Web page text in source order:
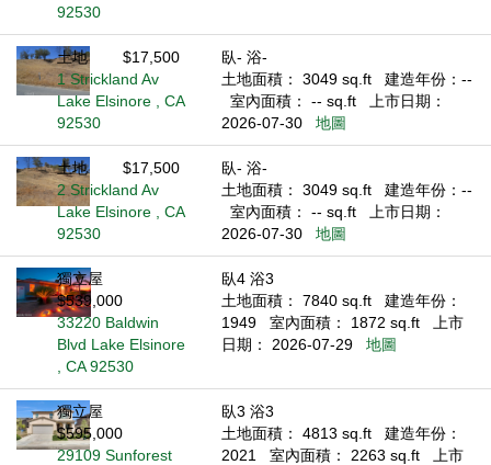
92530
土地
$17,500
1 Strickland Av
Lake Elsinore , CA
92530
臥- 浴-
土地面積： 3049 sq.ft
建造年份：--
室內面積： -- sq.ft
上市日期：
2026-07-30
地圖
土地
$17,500
2 Strickland Av
Lake Elsinore , CA
92530
臥- 浴-
土地面積： 3049 sq.ft
建造年份：--
室內面積： -- sq.ft
上市日期：
2026-07-30
地圖
獨立屋
$539,000
33220 Baldwin
Blvd Lake Elsinore
, CA 92530
臥4 浴3
土地面積： 7840 sq.ft
建造年份：
1949
室內面積： 1872 sq.ft
上市
日期： 2026-07-29
地圖
獨立屋
$595,000
29109 Sunforest
臥3 浴3
土地面積： 4813 sq.ft
建造年份：
2021
室內面積： 2263 sq.ft
上市